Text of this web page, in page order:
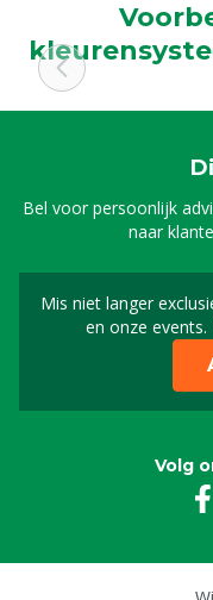
Bel voor persoonlijk
naar
Mis niet langer
en onze
Volg